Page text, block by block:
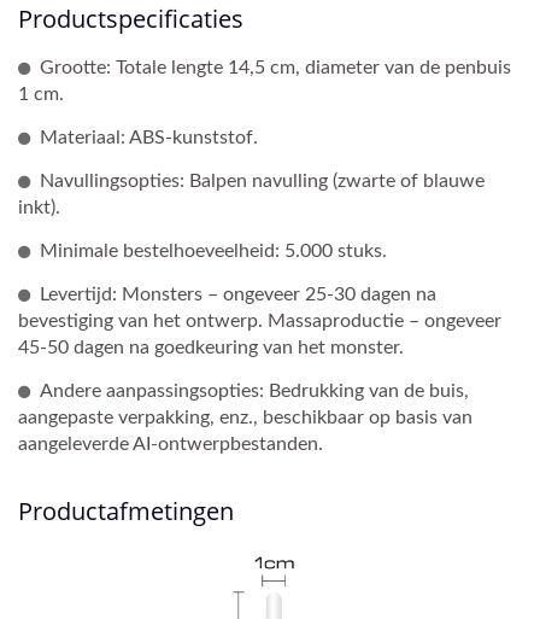
Productspecificaties
Grootte: Totale lengte 14,5 cm, diameter van de penbuis
1 cm.
Materiaal: ABS-kunststof.
Navullingsopties: Balpen navulling (zwarte of blauwe
inkt).
Minimale bestelhoeveelheid: 5.000 stuks.
Levertijd: Monsters – ongeveer 25-30 dagen na
bevestiging van het ontwerp. Massaproductie – ongeveer
45-50 dagen na goedkeuring van het monster.
Andere aanpassingsopties: Bedrukking van de buis,
aangepaste verpakking, enz., beschikbaar op basis van
aangeleverde AI-ontwerpbestanden.
Productafmetingen